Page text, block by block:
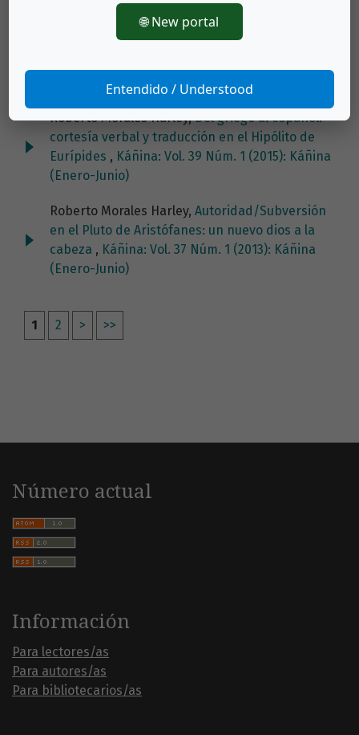
Vol 38 (Especial) 2014
Roberto Morales Harley,Filosofía, retórica y
1 (2017): Káñina (Enero-Junio)
Roberto Morales Harley,Del griego al español:
cortesía verbal y traducción en el Hipólito de
Eurípides , Káñina: Vol. 39 Núm. 1 (2015): Káñina
(Enero-Junio)
Roberto Morales Harley, Autoridad/Subversión
en el Pluto de Aristófanes: un nuevo dios a la
cabeza , Káñina: Vol. 37 Núm. 1 (2013): Káñina
(Enero-Junio)
1 2 > >>
Número actual
Información
Para lectores/as
Para autores/as
Para bibliotecarios/as
🌐 New portal
Entendido / Understood